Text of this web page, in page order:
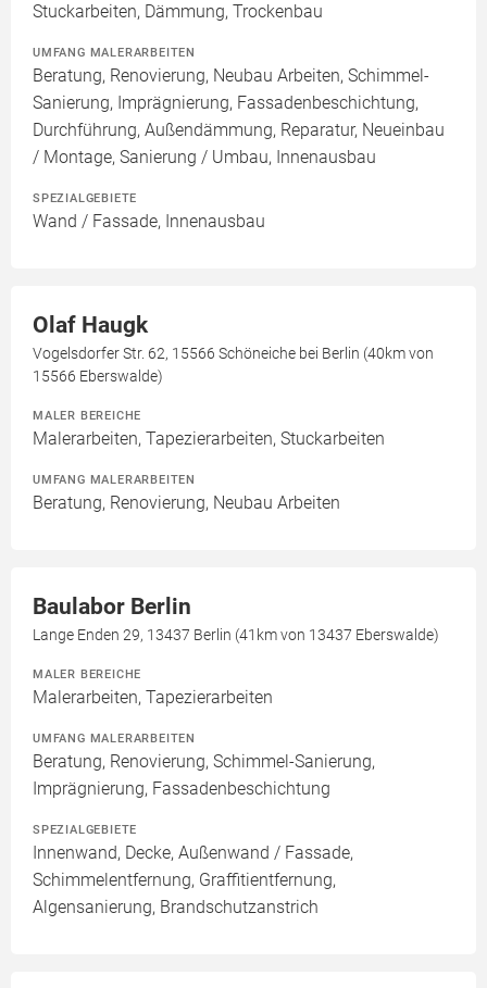
Stuckarbeiten, Dämmung, Trockenbau
UMFANG MALERARBEITEN
Beratung, Renovierung, Neubau Arbeiten, Schimmel-
Sanierung, Imprägnierung, Fassadenbeschichtung,
Durchführung, Außendämmung, Reparatur, Neueinbau
/ Montage, Sanierung / Umbau, Innenausbau
SPEZIALGEBIETE
Wand / Fassade, Innenausbau
Olaf Haugk
Vogelsdorfer Str. 62, 15566 Schöneiche bei Berlin (40km von
15566 Eberswalde)
MALER BEREICHE
Malerarbeiten, Tapezierarbeiten, Stuckarbeiten
UMFANG MALERARBEITEN
Beratung, Renovierung, Neubau Arbeiten
Baulabor Berlin
Lange Enden 29, 13437 Berlin (41km von 13437 Eberswalde)
MALER BEREICHE
Malerarbeiten, Tapezierarbeiten
UMFANG MALERARBEITEN
Beratung, Renovierung, Schimmel-Sanierung,
Imprägnierung, Fassadenbeschichtung
SPEZIALGEBIETE
Innenwand, Decke, Außenwand / Fassade,
Schimmelentfernung, Graffitientfernung,
Algensanierung, Brandschutzanstrich